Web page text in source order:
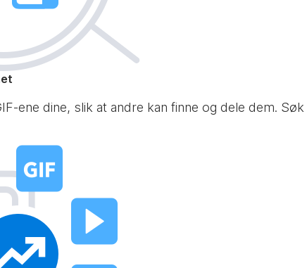
ene dine, slik at andre kan finne og dele dem.